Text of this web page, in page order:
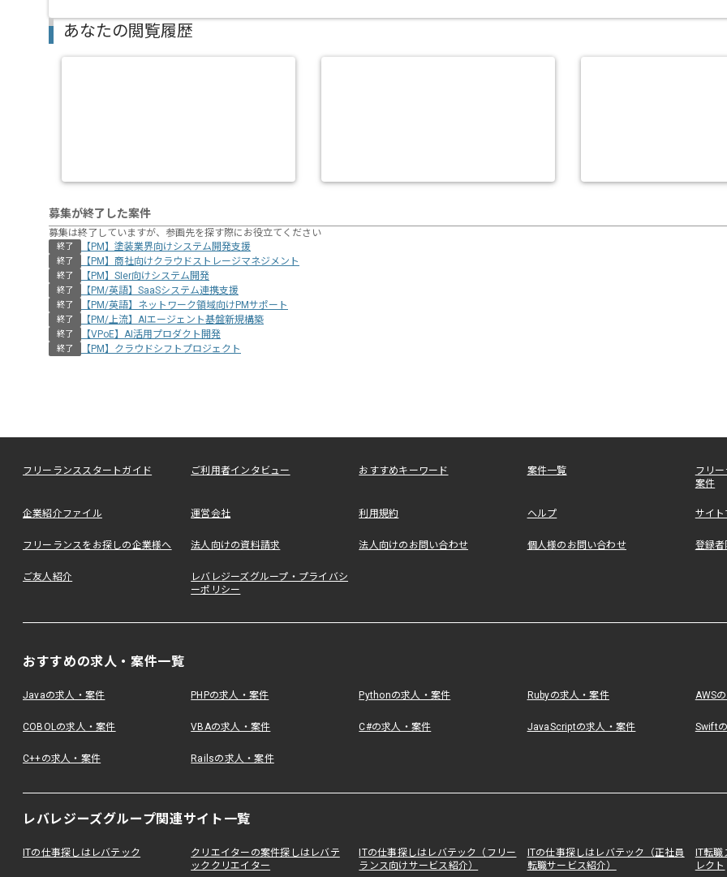
あなたの閲覧履歴
募集が終了した案件
募集は終了していますが、参画先を探す際にお役立てください
終了 【PM】塗装業界向けシステム開発支援
終了 【PM】商社向けクラウドストレージマネジメント
終了 【PM】SIer向けシステム開発
終了 【PM/英語】SaaSシステム連携支援
終了 【PM/英語】ネットワーク領域向けPMサポート
終了 【PM/上流】AIエージェント基盤新規構築
終了 【VPoE】AI活用プロダクト開発
終了 【PM】クラウドシフトプロジェクト
フリーランススタートガイド ご利用者インタビュー おすすめキーワード 案件一覧
フリ
案件
企業紹介ファイル 運営会社 利用規約 ヘルプ サイ
フリーランスをお探しの企業様へ 法人向けの資料請求 法人向けのお問い合わせ 個人様のお問い合わせ 登録者
ご友人紹介
レバレジーズグループ・プライバシ
ーポリシー
おすすめの求人・案件一覧
Javaの求人・案件 PHPの求人・案件 Pythonの求人・案件 Rubyの求人・案件 AWS
COBOLの求人・案件 VBAの求人・案件 C#の求人・案件 JavaScriptの求人・案件 Swift
C++の求人・案件 Railsの求人・案件
レバレジーズグループ関連サイト一覧
ITの仕事探しはレバテック
クリエイターの案件探しはレバテ
ッククリエイター
ITの仕事探しはレバテック（フリー
ランス向けサービス紹介）
ITの仕事探しはレバテック（正社員
転職サービス紹介）
IT転
レクト